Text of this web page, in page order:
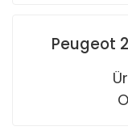
Peugeot